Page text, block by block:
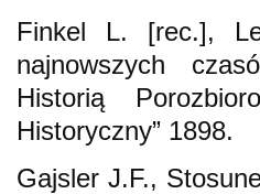
Finkel L. [rec.],
najnowszych
Historią
Historyczny” 1898.
Gajsler J.F.,